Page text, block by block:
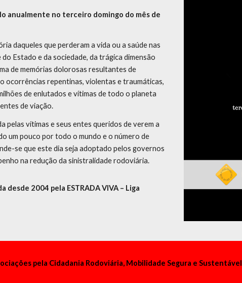
anualmente no terceiro domingo do mês de
daqueles que perderam a vida ou a saúde nas
Estado e da sociedade, da trágica dimensão
de memórias dolorosas resultantes de
ocorrências repentinas, violentas e traumáticas,
de enlutados e vítimas de todo o planeta
de viação.
pelas vítimas e seus entes queridos de verem a
um pouco por todo o mundo e o número de
se que este dia seja adoptado pelos governos
na redução da sinistralidade rodoviária.
2004 pela ESTRADA VIVA – Liga
pela Cidadania Rodoviária, Mobilidade Segura e Sustentável